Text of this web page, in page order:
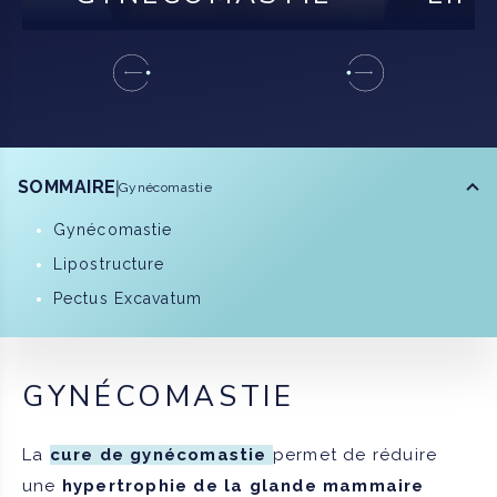
SOMMAIRE Gynécomastie
Gynécomastie
Lipostructure
Pectus Excavatum
GYNÉCOMASTIE
La cure de gynécomastie permet de réduire
une hypertrophie de la glande mammaire